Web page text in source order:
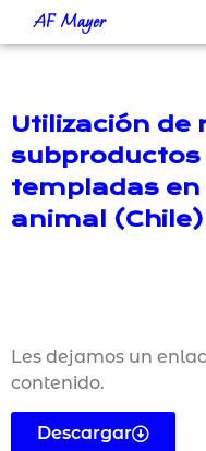
AF Mayer
Utilización de
subproductos
templadas
animal (Chile)
Les dejamos un
contenido.
Descargar